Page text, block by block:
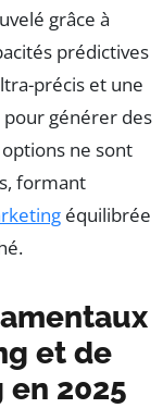
grâce à
prédictives
précis et une
générer des
ne sont
formant
équilibrée
et de
2025